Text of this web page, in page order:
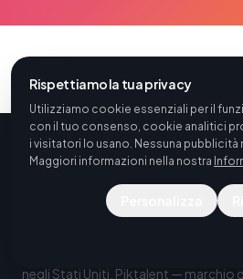
Rispettiamo la tua privacy
Utilizziamo cookie essenziali per il
con il tuo consenso, cookie analitici
i visitatori lo usano. Nessuna pubblicità
Maggiori informazioni nella nostra
Partner Erasmus+ chiavi in mano a
completo per istituzioni educative,
negli Stati Uniti. Piktalent — marchio